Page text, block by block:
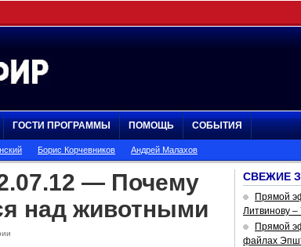
ГОСТИ ПРОГРАММЫ ПОМОЩЬ СОБЫТИЯ
Борис Корчевников Андрей Малахов
— Почему
над животными
СВЕЖИЕ
Прямой
Литвинову
Прямой
файлах